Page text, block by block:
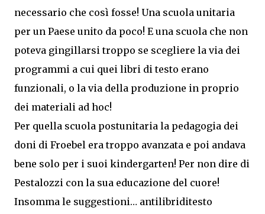
necessario che così fosse! Una scuola unitaria
per un Paese unito da poco! E una scuola che non
poteva gingillarsi troppo se scegliere la via dei
programmi a cui quei libri di testo erano
funzionali, o la via della produzione in proprio
dei materiali ad hoc!
Per quella scuola postunitaria la pedagogia dei
doni di Froebel era troppo avanzata e poi andava
bene solo per i suoi kindergarten! Per non dire di
Pestalozzi con la sua educazione del cuore!
Insomma le suggestioni… antilibriditesto